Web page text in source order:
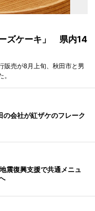
ズケーキ」 県内14
販売が8月上旬、秋田市と男
会社が紅ザケのフレーク
震復興支援で共通メニュ